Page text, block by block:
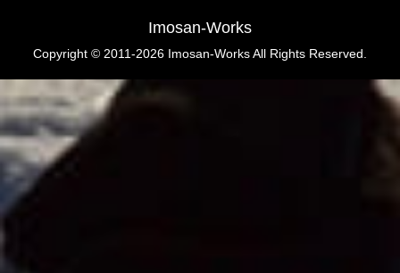
Imosan-Works
Copyright © 2011-2026 Imosan-Works All Rights Reserved.